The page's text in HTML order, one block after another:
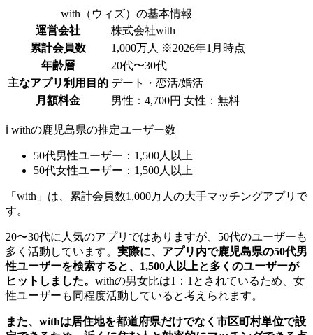
with（ウィズ）の基本情報
運営会社
株式会社with
累計会員数
1,000万人 ※2026年1月時点
年齢層
20代〜30代
主なアプリ利用目的 デート・恋活/婚活
月額料金
男性：4,700円 女性：無料
ℹ️ withの鹿児島県の推定ユーザー数
50代男性ユーザー：1,500人以上
50代女性ユーザー：1,500人以上
「with」は、累計会員数1,000万人の大手マッチングアプリで
す。
20〜30代に人気のアプリではありますが、50代のユーザーも
多く活動しています。 実際に、アプリ内で鹿児島県の50代男
性ユーザーを検索すると、1,500人以上と多くのユーザーが
ヒットしました。 withの男女比は1：1とされているため、女
性ユーザーも同程度活動していると考えられます。
また、withは居住地を都道府県だけでなく市区町村単位で設